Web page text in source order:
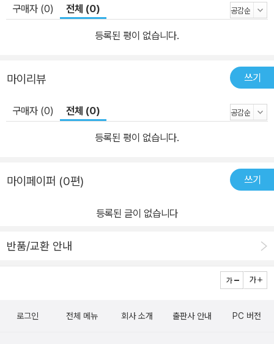
구매자 (0) 전체 (0)
등록된 평이 없습니다.
마이리뷰 쓰기
구매자 (0) 전체 (0)
등록된 평이 없습니다.
마이페이퍼 (0편) 쓰기
등록된 글이 없습니다
반품/교환 안내
로그인 전체 메뉴 회사 소개 출판사 안내 PC 버전